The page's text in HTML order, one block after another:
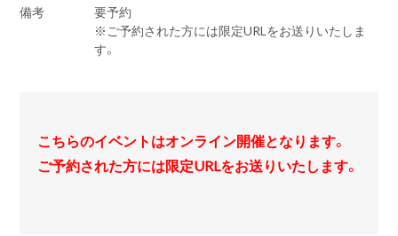
備考
要予約
※ご予約された方には限定URLをお送りいたしま
す。
こちらのイベントはオンライン開催となります。
ご予約された方には限定URLをお送りいたします。